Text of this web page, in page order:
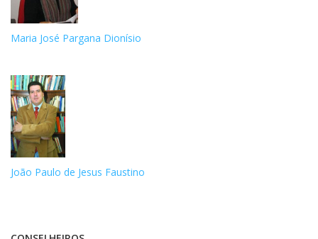
Maria José Pargana Dionísio
João Paulo de Jesus Faustino